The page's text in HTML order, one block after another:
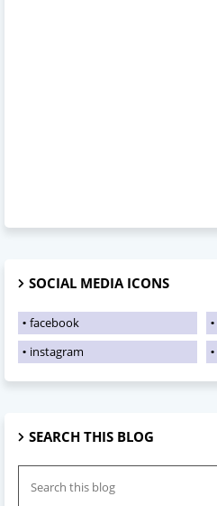
SOCIAL MEDIA ICONS
facebook
instagram
SEARCH THIS BLOG